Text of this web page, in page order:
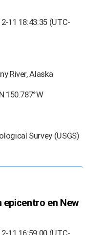
11 18:43:35 (UTC-
River, Alaska
150.787°W
Survey (USGS)
epicentro en New